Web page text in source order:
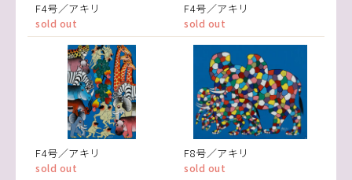
F4号／アキリ
sold out
F4号／アキリ
sold out
F4号／アキリ
sold out
F8号／アキリ
sold out